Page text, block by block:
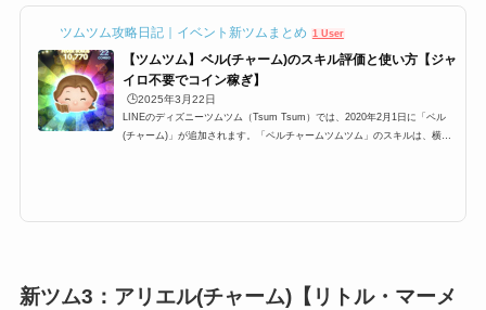
ツムツム攻略日記｜イベント新ツムまとめ 1 User
【ツムツム】ベル(チャーム)のスキル評価と使い方【ジャ
イロ不要でコイン稼ぎ】
🕒️2025年3月22日
LINEのディズニーツムツム（Tsum Tsum）では、2020年2月1日に「ベル
(チャーム)」が追加されます。「ベルチャームツムツム」のスキルは、横ラ
新ツム3：アリエル(チャーム)【リトル・マーメ